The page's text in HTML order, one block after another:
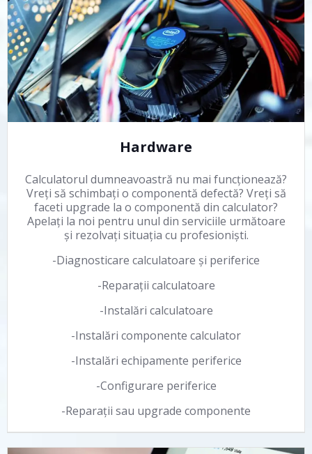
Hardware
Calculatorul dumneavoastră nu mai funcționează?
Vreți să schimbați o componentă defectă? Vreți să
faceti upgrade la o componentă din calculator?
Apelați la noi pentru unul din serviciile următoare
și rezolvați situația cu profesioniști.
-Diagnosticare calculatoare și periferice
-Reparații calculatoare
-Instalări calculatoare
-Instalări componente calculator
-Instalări echipamente periferice
-Configurare periferice
-Reparații sau upgrade componente